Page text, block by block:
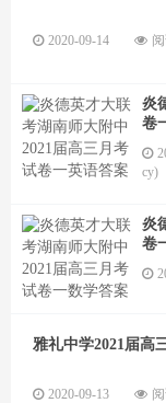
2020-09-14
炎
卷
cy)
炎
卷
雅礼中学2021届高
2020-09-13